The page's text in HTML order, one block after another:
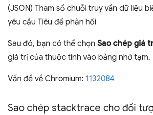
(JSON) Tham số chuỗi truy vấn dữ liệu
yêu cầu Tiêu đề phản hồi
Sau đó, bạn có thể chọn Sao chép giá
giá trị của thuộc tính vào bảng nhớ tạm.
Vấn đề về Chromium: 1132084
Sao chép stacktrace cho đối